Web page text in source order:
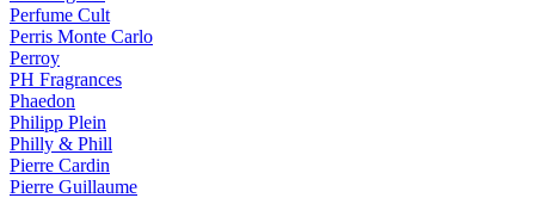
Perfume Cult
Perris Monte Carlo
Perroy
PH Fragrances
Phaedon
Philipp Plein
Philly & Phill
Pierre Cardin
Pierre Guillaume